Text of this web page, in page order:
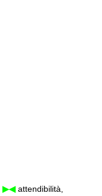
▶◀attendibilità,